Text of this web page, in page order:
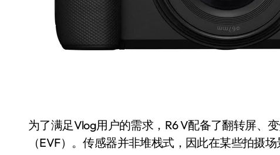
Xbox 360 游戏终于要登 PC，光盘党也能
AirTag 新版到底香不香？一篇帮你避坑+
为了满足Vlog用户的需求，R6 V配备了翻转屏、
（EVF）。传感器并非堆栈式，因此在某些拍摄